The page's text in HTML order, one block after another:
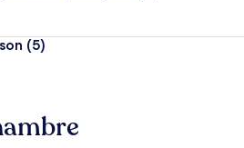
(5)